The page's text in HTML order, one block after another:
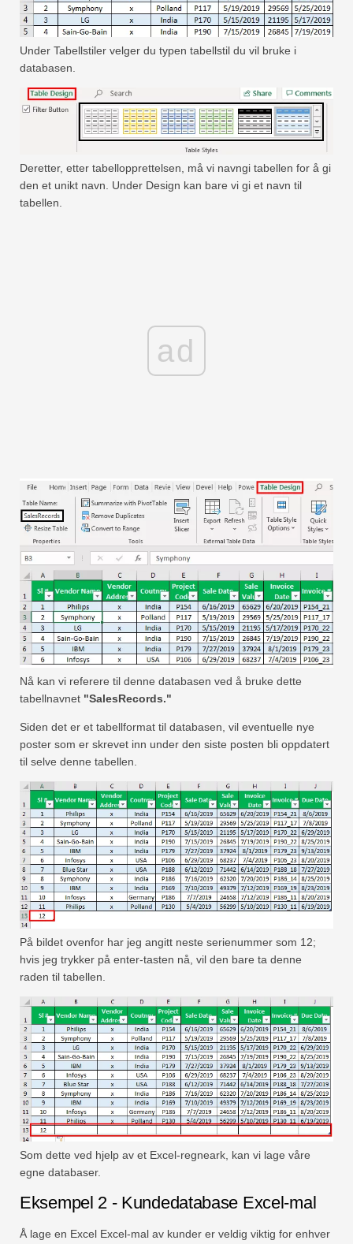
Under Tabellstiler velger du typen tabellstil du vil bruke i
databasen.
Deretter, etter tabellopprettelsen, må vi navngi tabellen for å gi
den et unikt navn. Under Design kan bare vi gi et navn til
tabellen.
ad
Nå kan vi referere til denne databasen ved å bruke dette
tabellnavnet "SalesRecords."
Siden det er et tabellformat til databasen, vil eventuelle nye
poster som er skrevet inn under den siste posten bli oppdatert
til selve denne tabellen.
På bildet ovenfor har jeg angitt neste serienummer som 12;
hvis jeg trykker på enter-tasten nå, vil den bare ta denne
raden til tabellen.
Som dette ved hjelp av et Excel-regneark, kan vi lage våre
egne databaser.
Eksempel 2 - Kundedatabase Excel-mal
Å lage en Excel Excel-mal av kunder er veldig viktig for enhver